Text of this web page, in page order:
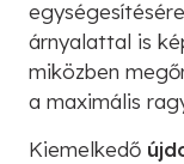
árnyalattal is
miközben
a maximális
Kiemelkedő